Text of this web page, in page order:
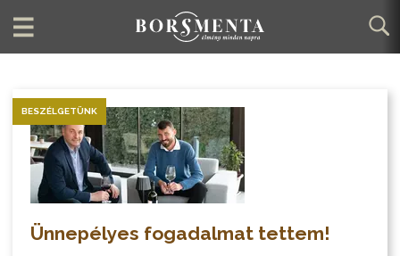
BESZÉLGETÜNK
Ünnepélyes fogadalmat tettem!